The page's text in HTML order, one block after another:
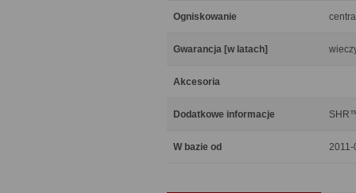
Ogniskowanie
Gwarancja [w latach]
Akcesoria
Dodatkowe informacje
W bazie od